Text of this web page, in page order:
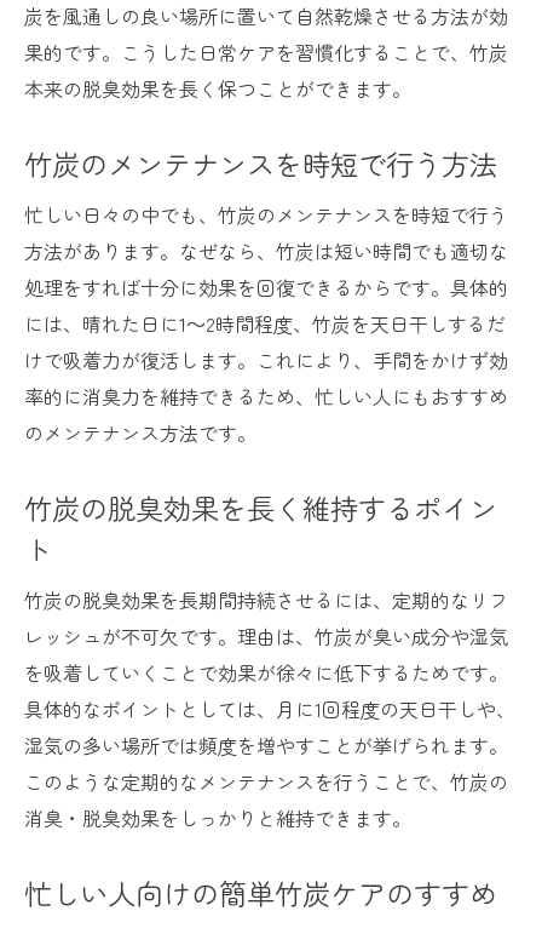
炭を風通しの良い場所に置いて自然乾燥させる方法が効
果的です。こうした日常ケアを習慣化することで、竹炭
本来の脱臭効果を長く保つことができます。
竹炭のメンテナンスを時短で行う方法
忙しい日々の中でも、竹炭のメンテナンスを時短で行う
方法があります。なぜなら、竹炭は短い時間でも適切な
処理をすれば十分に効果を回復できるからです。具体的
には、晴れた日に1～2時間程度、竹炭を天日干しするだ
けで吸着力が復活します。これにより、手間をかけず効
率的に消臭力を維持できるため、忙しい人にもおすすめ
のメンテナンス方法です。
竹炭の脱臭効果を長く維持するポイン
ト
竹炭の脱臭効果を長期間持続させるには、定期的なリフ
レッシュが不可欠です。理由は、竹炭が臭い成分や湿気
を吸着していくことで効果が徐々に低下するためです。
具体的なポイントとしては、月に1回程度の天日干しや、
湿気の多い場所では頻度を増やすことが挙げられます。
このような定期的なメンテナンスを行うことで、竹炭の
消臭・脱臭効果をしっかりと維持できます。
忙しい人向けの簡単竹炭ケアのすすめ